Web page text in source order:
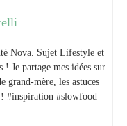
Nova. Sujet Lifestyle et
Je partage mes idées sur
grand-mère, les astuces
#inspiration #slowfood